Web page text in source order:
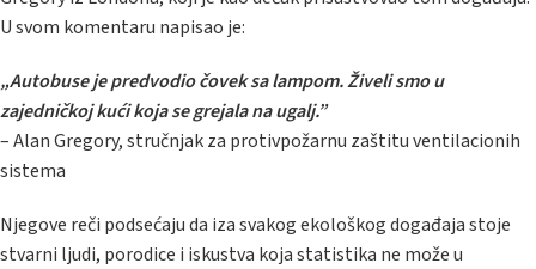
U svom komentaru napisao je:
„Autobuse je predvodio čovek sa lampom. Živeli smo u
zajedničkoj kući koja se grejala na ugalj.”
– Alan Gregory, stručnjak za protivpožarnu zaštitu ventilacionih
sistema
Njegove reči podsećaju da iza svakog ekološkog događaja stoje
stvarni ljudi, porodice i iskustva koja statistika ne može u